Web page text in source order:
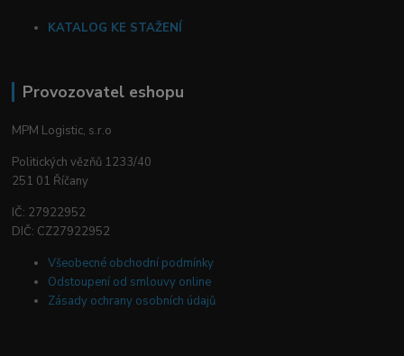
KATALOG KE STAŽENÍ
Provozovatel eshopu
MPM Logistic, s.r.o
Politických vězňů 1233/40
251 01 Říčany
IČ: 27922952
DIČ: CZ27922952
Všeobecné obchodní podmínky
Odstoupení od smlouvy online
Zásady ochrany osobních údajů